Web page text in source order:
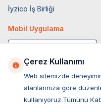
İyzico İş Birliği
Mobil Uygulama
Çerez Kullanımı
Web sitemizde
alanlarınıza göre
kullanıyoruz.Tümünü